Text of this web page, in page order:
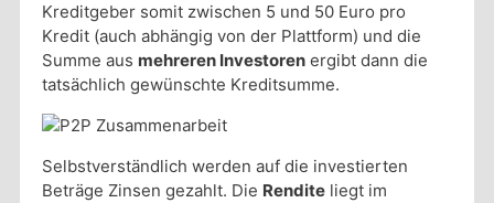
Kreditgeber somit zwischen 5 und 50 Euro pro
Kredit (auch abhängig von der Plattform) und die
Summe aus mehreren Investoren ergibt dann die
tatsächlich gewünschte Kreditsumme.
Selbstverständlich werden auf die investierten
Beträge Zinsen gezahlt. Die Rendite liegt im